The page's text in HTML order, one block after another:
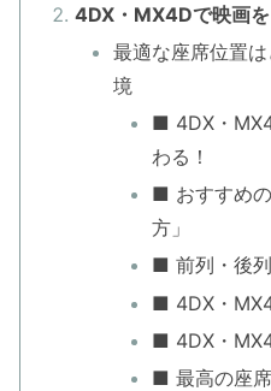
4DX・MX4Dで映画
最適な座席位置
境
■ 4DX・
わる！
■ おすすめ
方」
■ 前列・後
■ 4DX・
■ 4DX・
■ 最高の座